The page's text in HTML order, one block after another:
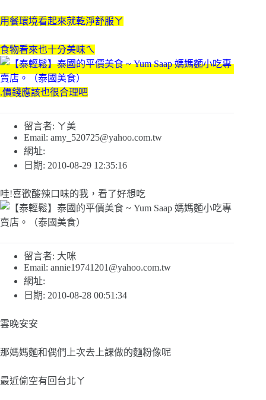
用餐環境看起來就乾淨舒服ㄚ
食物看來也十分美味ㄟ
.價錢應該也很合理吧
留言者: ㄚ美
Email: amy_520725@yahoo.com.tw
網址:
日期: 2010-08-29 12:35:16
哇!喜歡酸辣口味的我，看了好想吃
留言者: 大咪
Email: annie19741201@yahoo.com.tw
網址:
日期: 2010-08-28 00:51:34
雲晚安安
那媽媽麵和偶們上次去上課做的麵粉像呢
最近偷空有回台北ㄚ